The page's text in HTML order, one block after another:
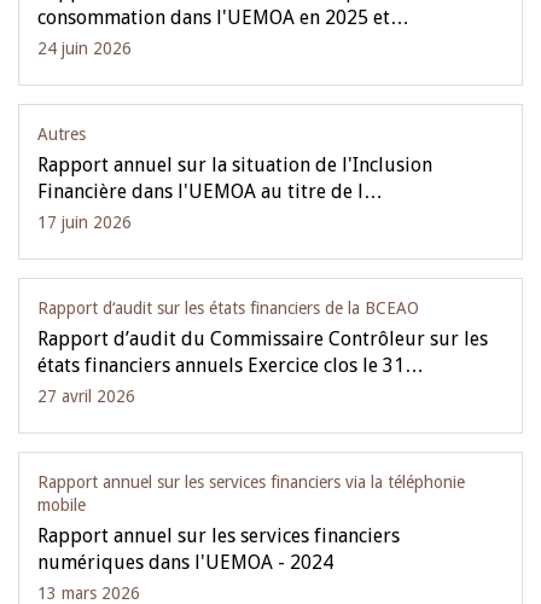
consommation dans l'UEMOA en 2025 et…
24 juin 2026
Autres
Rapport annuel sur la situation de l'Inclusion
Financière dans l'UEMOA au titre de l…
17 juin 2026
Rapport d‘audit sur les états financiers de la BCEAO
Rapport d’audit du Commissaire Contrôleur sur les
états financiers annuels Exercice clos le 31…
27 avril 2026
Rapport annuel sur les services financiers via la téléphonie
mobile
Rapport annuel sur les services financiers
numériques dans l'UEMOA - 2024
13 mars 2026